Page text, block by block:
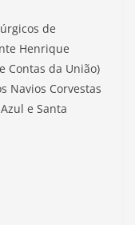
de
Henrique
Contas da União)
Navios Corvestas
e Santa